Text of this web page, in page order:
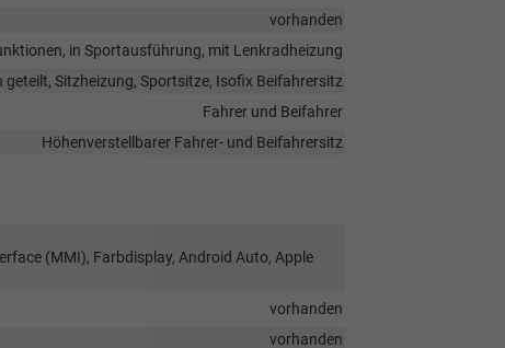
vorhanden
in Sportausführung, mit Lenkradheizung
Sitzheizung, Sportsitze, Isofix Beifahrersitz
Fahrer und Beifahrer
Höhenverstellbarer Fahrer- und Beifahrersitz
(MMI), Farbdisplay, Android Auto, Apple
vorhanden
vorhanden